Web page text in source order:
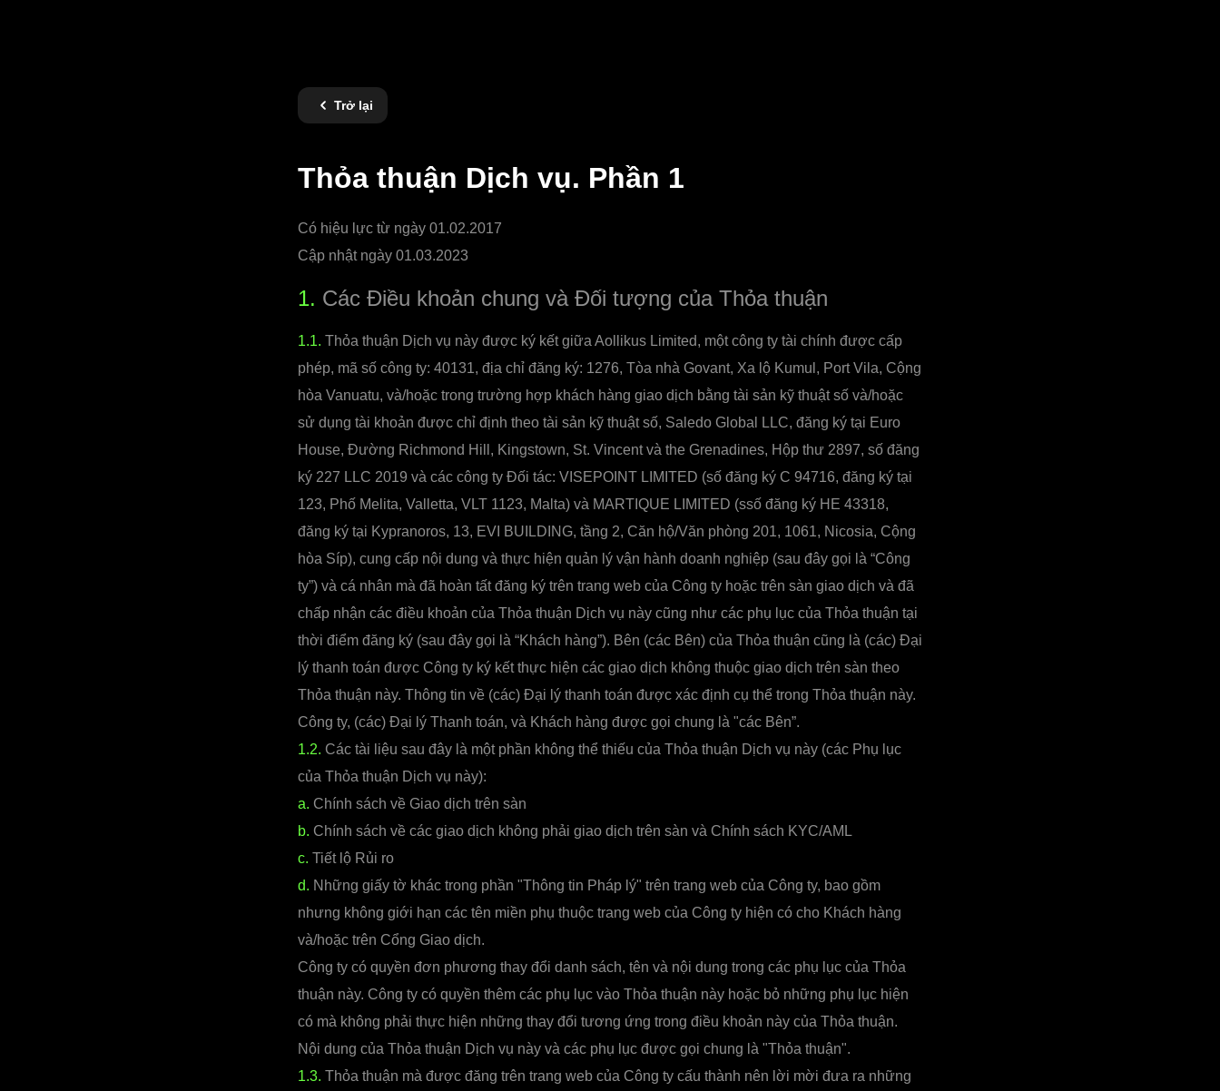
Trở lại
Thỏa thuận Dịch vụ. Phần 1
Có hiệu lực từ ngày 01.02.2017
Cập nhật ngày 01.03.2023
1. Các Điều khoản chung và Đối tượng của Thỏa thuận
1.1. Thỏa thuận Dịch vụ này được ký kết giữa Aollikus Limited, một công ty tài chính được cấp
phép, mã số công ty: 40131, địa chỉ đăng ký: 1276, Tòa nhà Govant, Xa lộ Kumul, Port Vila, Cộng
hòa Vanuatu, và/hoặc trong trường hợp khách hàng giao dịch bằng tài sản kỹ thuật số và/hoặc
sử dụng tài khoản được chỉ định theo tài sản kỹ thuật số, Saledo Global LLC, đăng ký tại Euro
House, Đường Richmond Hill, Kingstown, St. Vincent và the Grenadines, Hộp thư 2897, số đăng
ký 227 LLC 2019 và các công ty Đối tác: VISEPOINT LIMITED (số đăng ký C 94716, đăng ký tại
123, Phố Melita, Valletta, VLT 1123, Malta) và MARTIQUE LIMITED (ssố đăng ký HE 43318,
đăng ký tại Kypranoros, 13, EVI BUILDING, tầng 2, Căn hộ/Văn phòng 201, 1061, Nicosia, Cộng
hòa Síp), cung cấp nội dung và thực hiện quản lý vận hành doanh nghiệp (sau đây gọi là “Công
ty”) và cá nhân mà đã hoàn tất đăng ký trên trang web của Công ty hoặc trên sàn giao dịch và đã
chấp nhận các điều khoản của Thỏa thuận Dịch vụ này cũng như các phụ lục của Thỏa thuận tại
thời điểm đăng ký (sau đây gọi là “Khách hàng”). Bên (các Bên) của Thỏa thuận cũng là (các) Đại
lý thanh toán được Công ty ký kết thực hiện các giao dịch không thuộc giao dịch trên sàn theo
Thỏa thuận này. Thông tin về (các) Đại lý thanh toán được xác định cụ thể trong Thỏa thuận này.
Công ty, (các) Đại lý Thanh toán, và Khách hàng được gọi chung là "các Bên”.
1.2. Các tài liệu sau đây là một phần không thể thiếu của Thỏa thuận Dịch vụ này (các Phụ lục
của Thỏa thuận Dịch vụ này):
a. Chính sách về Giao dịch trên sàn
b. Chính sách về các giao dịch không phải giao dịch trên sàn và Chính sách KYC/AML
c. Tiết lộ Rủi ro
d. Những giấy tờ khác trong phần "Thông tin Pháp lý" trên trang web của Công ty, bao gồm
nhưng không giới hạn các tên miền phụ thuộc trang web của Công ty hiện có cho Khách hàng
và/hoặc trên Cổng Giao dịch.
Công ty có quyền đơn phương thay đổi danh sách, tên và nội dung trong các phụ lục của Thỏa
thuận này. Công ty có quyền thêm các phụ lục vào Thỏa thuận này hoặc bỏ những phụ lục hiện
có mà không phải thực hiện những thay đổi tương ứng trong điều khoản này của Thỏa thuận.
Nội dung của Thỏa thuận Dịch vụ này và các phụ lục được gọi chung là "Thỏa thuận".
1.3. Thỏa thuận mà được đăng trên trang web của Công ty cấu thành nên lời mời đưa ra những